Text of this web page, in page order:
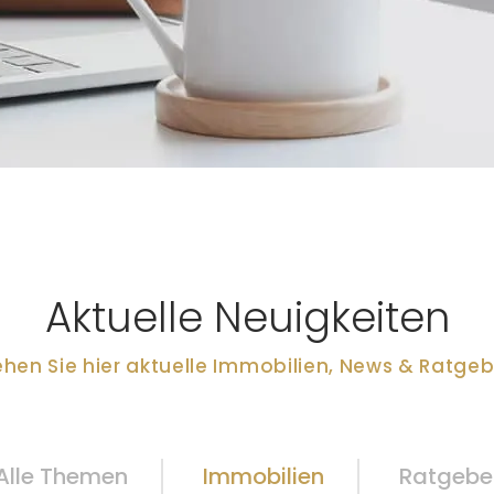
Aktuelle Neuigkeiten
Sie hier aktuelle Immobilien, News &
Themen Immobilien